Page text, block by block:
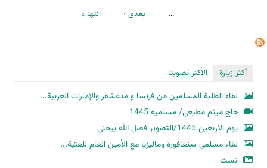
…
بعدی › انتها »
أكثر زيارة
الأكثر تصويتا
لقاء الطلبة المسلمين من فرنسا و مدغشقر والإمارات العربية...
حاج میثم مطیعی/ مسلمیه 1445
یوم الاربعین 1445/التصویر فضل الله بیجنی
لقاء مسلمي سنغافورة وماليزيا مع الأمين العام للعتبة...
تست